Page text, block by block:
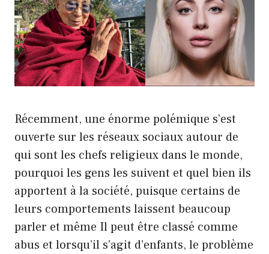
Récemment, une énorme polémique s’est
ouverte sur les réseaux sociaux autour de
qui sont les chefs religieux dans le monde,
pourquoi les gens les suivent et quel bien ils
apportent à la société, puisque certains de
leurs comportements laissent beaucoup
parler et même Il peut être classé comme
abus et lorsqu’il s’agit d’enfants, le problème